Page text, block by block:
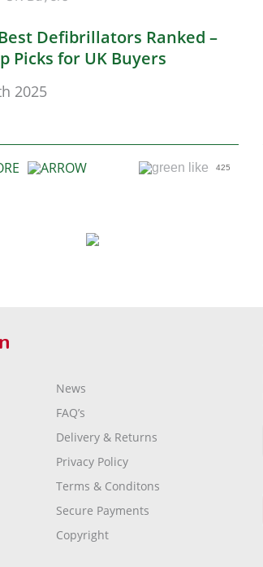
Best Defibrillators Ranked –
Picks for UK Buyers
2025
425
News
FAQ’s
Delivery & Returns
Privacy Policy
Terms & Conditons
Secure Payments
Copyright